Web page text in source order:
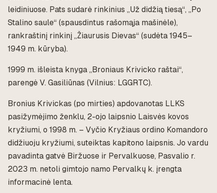
leidiniuose. Pats sudarė rinkinius „Už didžią tiesą“, „Po
Stalino saule“ (spausdintus rašomąja mašinėle),
rankraštinį rinkinį „Žiaurusis Dievas“ (sudėta 1945–
1949 m. kūryba).
1999 m. išleista knyga „Broniaus Krivicko raštai“,
parengė V. Gasiliūnas (Vilnius: LGGRTC).
Bronius Krivickas (po mirties) apdovanotas LLKS
pasižymėjimo ženklu, 2-ojo laipsnio Laisvės kovos
kryžiumi, o 1998 m. – Vyčio Kryžiaus ordino Komandoro
didžiuoju kryžiumi, suteiktas kapitono laipsnis. Jo vardu
pavadinta gatvė Biržuose ir Pervalkuose, Pasvalio r.
2023 m. netoli gimtojo namo Pervalkų k. įrengta
informacinė lenta.